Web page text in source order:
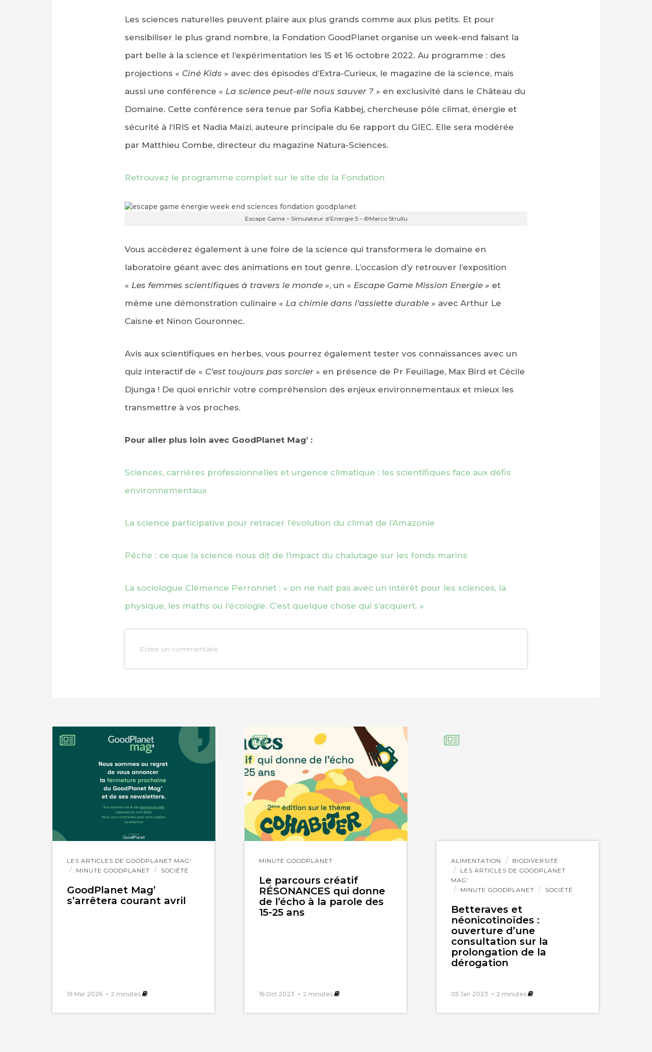
IMPRIMER
Les sciences naturelles peuvent plaire aux plus grands comme aux plus petits. Et pour
sensibiliser le plus grand nombre, la Fondation GoodPlanet organise un week-end faisant la
part belle à la science et l’expérimentation les 15 et 16 octobre 2022. Au programme : des
projections « Ciné Kids » avec des épisodes d’Extra-Curieux, le magazine de la science, mais
aussi une conférence « La science peut-elle nous sauver ?» en exclusivité dans le Château du
Domaine. Cette conférence sera tenue par Sofia Kabbej, chercheuse pôle climat, énergie et
sécurité à l’IRIS et Nadia Maïzi, auteure principale du 6e rapport du GIEC. Elle sera modérée
par Matthieu Combe, directeur du magazine Natura-Sciences.
Retrouvez le programme complet sur le site de la Fondation
Escape Game – Simulateur d’Energie 5 – ©Marco Strullu
Vous accèderez également à une foire de la science qui transformera le domaine en
laboratoire géant avec des animations en tout genre. L’occasion d’y retrouver l’exposition
« Les femmes scientifiques à travers le monde », un « Escape Game Mission Energie » et
même une démonstration culinaire « La chimie dans l’assiette durable» avec Arthur Le
Caisne et Ninon Gouronnec.
Avis aux scientifiques en herbes, vous pourrez également tester vos connaissances avec un
quiz interactif de « C’est toujours pas sorcier» en présence de Pr Feuillage, Max Bird et Cécile
Djunga ! De quoi enrichir votre compréhension des enjeux environnementaux et mieux les
transmettre à vos proches.
Pour aller plus loin avec GoodPlanet Mag’ :
Sciences, carrières professionnelles et urgence climatique : les scientifiques face aux défis
environnementaux
La science participative pour retracer l’évolution du climat de l’Amazonie
Pêche : ce que la science nous dit de l’impact du chalutage sur les fonds marins
La sociologue Clémence Perronnet : « on ne nait pas avec un intérêt pour les sciences, la
physique, les maths ou l’écologie. C’est quelque chose qui s’acquiert. »
Ecrire un commentaire
LES ARTICLES DE GOODPLANET MAG'
MINUTE GOODPLANET
SOCIÉTÉ
GoodPlanet Mag’
s’arrêtera courant avril
19 Mar 2026 2 minutes
Lire
l'article
MINUTE GOODPLANET
Le parcours créatif
RÉSONANCES qui donne
de l’écho à la parole des
15-25 ans
16 Oct 2023 2 minutes
Lire
ALIMENTATION
BIODIVERSITÉ
LES ARTICLES DE GOODPLANET
MAG'
MINUTE GOODPLANET
SOCIÉTÉ
Betteraves et
néonicotinoïdes :
ouverture d’une
consultation sur la
prolongation de la
dérogation
05 Jan 2023 2 minutes
Lire
l'article